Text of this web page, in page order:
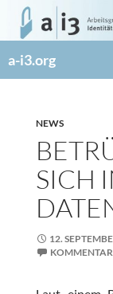
Zum
Inhalt
a-i3.org
NEWS
SICH
12.